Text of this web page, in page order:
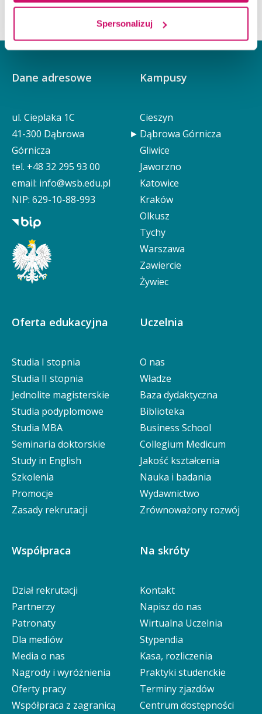
Spersonalizuj
Dane adresowe
ul. Cieplaka 1C
41-300 Dąbrowa
Górnicza
tel. +48 32 295 93 00
email: info@wsb.edu.pl
NIP: 629-10-88-993
Kampusy
Cieszyn
Dąbrowa Górnicza
Gliwice
Jaworzno
Katowice
Kraków
Olkusz
Tychy
Warszawa
Zawiercie
Żywiec
Oferta edukacyjna
Studia I stopnia
Studia II stopnia
Jednolite magisterskie
Studia podyplomowe
Studia MBA
Seminaria doktorskie
Study in English
Szkolenia
Promocje
Zasady rekrutacji
Uczelnia
O nas
Władze
Baza dydaktyczna
Biblioteka
Business School
Collegium Medicum
Jakość kształcenia
Nauka i badania
Wydawnictwo
Zrównoważony rozwój
Współpraca
Dział rekrutacji
Partnerzy
Patronaty
Dla mediów
Media o nas
Nagrody i wyróżnienia
Oferty pracy
Współpraca z zagranicą
Na skróty
Kontakt
Napisz do nas
Wirtualna Uczelnia
Stypendia
Kasa, rozliczenia
Praktyki studenckie
Terminy zjazdów
Centrum dostępności